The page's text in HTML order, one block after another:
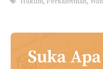
Menambat Hati Suami